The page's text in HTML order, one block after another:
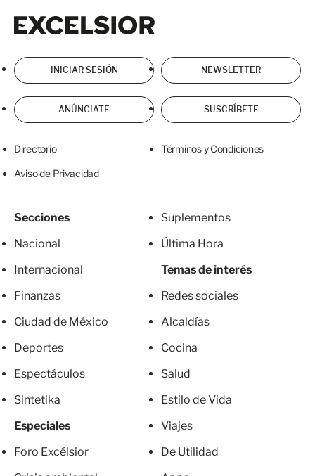
INICIAR SESIÓN NEWSLETTER
ANÚNCIATE SUSCRÍBETE
Directorio Términos y Condiciones
Aviso de Privacidad
Secciones
Nacional
Internacional
Finanzas
Ciudad de México
Deportes
Espectáculos
Sintetika
Especiales
Foro Excélsior
Suplementos
Última Hora
Temas de interés
Redes sociales
Alcaldías
Cocina
Salud
Estilo de Vida
Viajes
De Utilidad